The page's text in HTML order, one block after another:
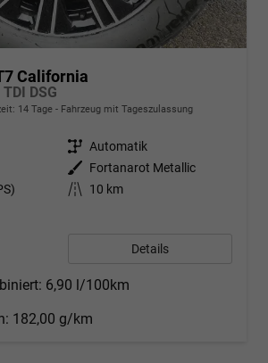
California
DSG
14 Tage Fahrzeug mit Tageszulassung
Getriebe Automatik
Außenfarbe
Fortanarot Metallic
Kilometerstand
10 km
Details
6,90 l/100km
182,00 g/km